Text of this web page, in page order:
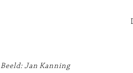
Beeld: Jan Kanning